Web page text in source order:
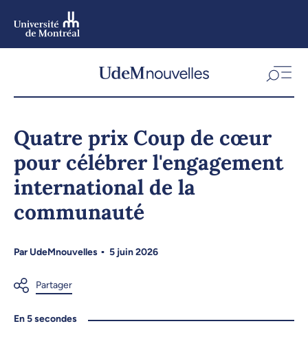
Quatre prix Coup de cœur
pour célébrer l'engagement
international de la
communauté
ParUdeMnouvelles 5 juin 2026
En 5 secondes